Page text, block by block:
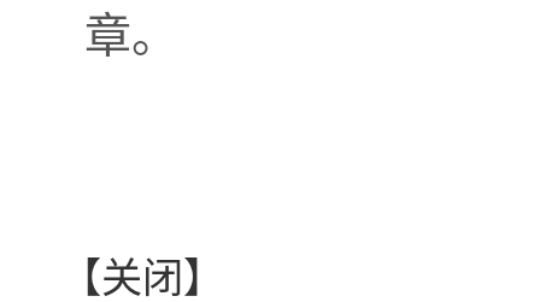
章。
【关闭】